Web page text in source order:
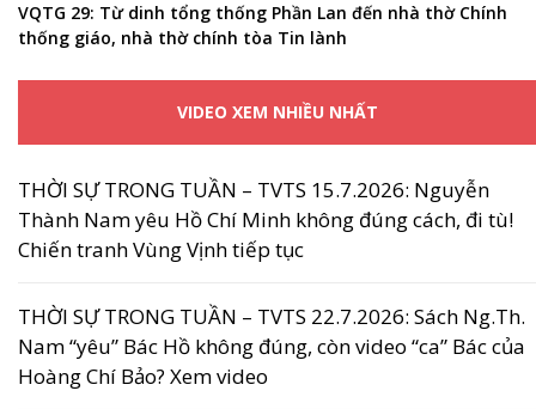
VQTG 29: Từ dinh tổng thống Phần Lan đến nhà thờ Chính
thống giáo, nhà thờ chính tòa Tin lành
VIDEO XEM NHIỀU NHẤT
THỜI SỰ TRONG TUẦN – TVTS 15.7.2026: Nguyễn
Thành Nam yêu Hồ Chí Minh không đúng cách, đi tù!
Chiến tranh Vùng Vịnh tiếp tục
THỜI SỰ TRONG TUẦN – TVTS 22.7.2026: Sách Ng.Th.
Nam “yêu” Bác Hồ không đúng, còn video “ca” Bác của
Hoàng Chí Bảo? Xem video